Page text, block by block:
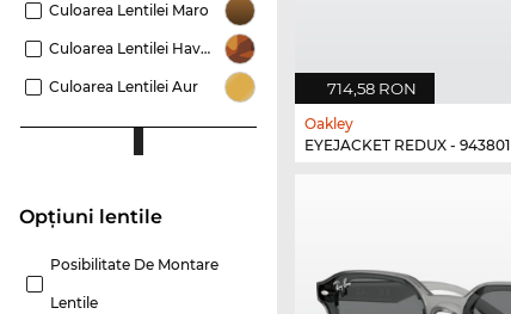
Culoarea Lentilei Maro
Culoarea Lentilei Havana
Culoarea Lentilei Aur
Opțiuni lentile
Posibilitate De Montare
Lentile
714,58 RON
Oakley
EYEJACKET REDUX - 943801